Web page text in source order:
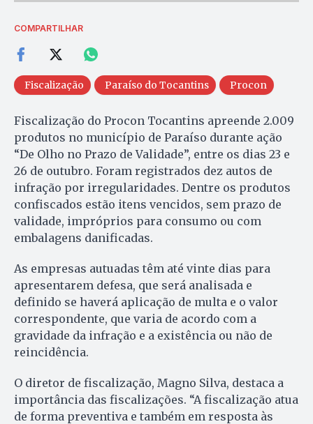
COMPARTILHAR
Fiscalização Paraíso do Tocantins Procon
Fiscalização do Procon Tocantins apreende 2.009
produtos no município de Paraíso durante ação
“De Olho no Prazo de Validade”, entre os dias 23 e
26 de outubro. Foram registrados dez autos de
infração por irregularidades. Dentre os produtos
confiscados estão itens vencidos, sem prazo de
validade, impróprios para consumo ou com
embalagens danificadas.
As empresas autuadas têm até vinte dias para
apresentarem defesa, que será analisada e
definido se haverá aplicação de multa e o valor
correspondente, que varia de acordo com a
gravidade da infração e a existência ou não de
reincidência.
O diretor de fiscalização, Magno Silva, destaca a
importância das fiscalizações. “A fiscalização atua
de forma preventiva e também em resposta às